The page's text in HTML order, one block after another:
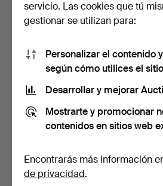
PIEZAS DE VAJILLA, 55
piezas, "Annika", Rö…
159 USD
servicio. Las cookies que tú
gestionar se utilizan para:
Personalizar el contenido
según cómo utilices el
Desarrollar y mejorar
Mostrarte y promocionar
contenidos en sitios web
Encontrarás más información
de privacidad.